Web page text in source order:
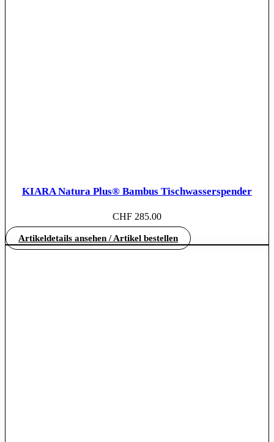
KIARA Natura Plus® Bambus Tischwasserspender
CHF 285.00
Artikeldetails ansehen / Artikel bestellen